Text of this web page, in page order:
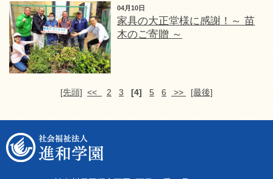
04月10日
家具の大正堂様に感謝！～ 苗
木のご寄贈 ～
[先頭] << 2 3 [4] 5 6 >> [最後]